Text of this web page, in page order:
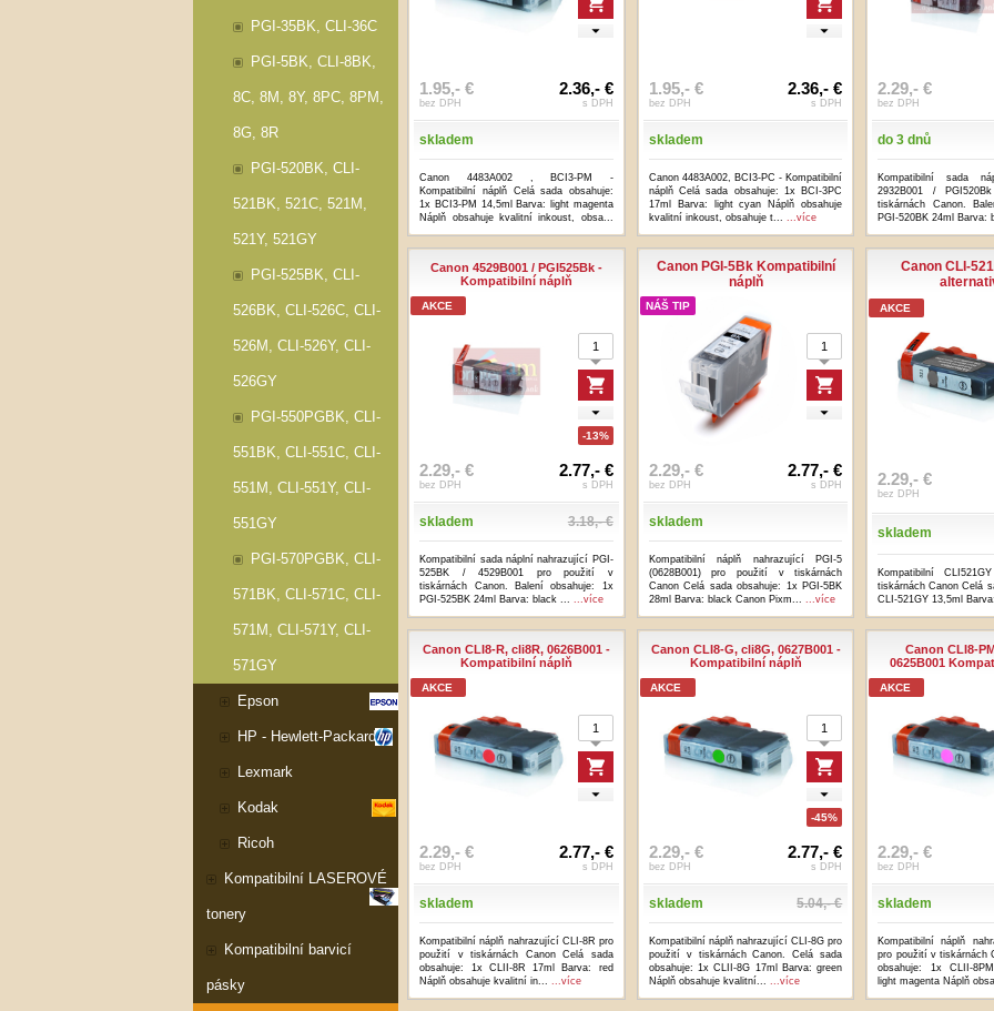
PGI-35BK, CLI-36C
PGI-5BK, CLI-8BK,
8C, 8M, 8Y, 8PC, 8PM,
8G, 8R
PGI-520BK, CLI-
521BK, 521C, 521M,
521Y, 521GY
PGI-525BK, CLI-
526BK, CLI-526C, CLI-
526M, CLI-526Y, CLI-
526GY
PGI-550PGBK, CLI-
551BK, CLI-551C, CLI-
551M, CLI-551Y, CLI-
551GY
PGI-570PGBK, CLI-
571BK, CLI-571C, CLI-
571M, CLI-571Y, CLI-
571GY
Epson
HP - Hewlett-Packard
Lexmark
Kodak
Ricoh
Kompatibilní LASEROVÉ
tonery
Kompatibilní barvicí
pásky
1.95,- €
bez DPH
2.36,- €
s DPH
skladem
Canon 4483A002 , BCI3-PM -
Kompatibilní náplň Celá sada obsahuje:
1x BCI3-PM 14,5ml Barva: light magenta
Náplň obsahuje kvalitní inkoust, obsa...
1.95,- €
bez DPH
2.36,- €
s DPH
skladem
Canon 4483A002, BCI3-PC - Kompatibilní
náplň Celá sada obsahuje: 1x BCI-3PC
17ml Barva: light cyan Náplň obsahuje
kvalitní inkoust, obsahuje t... ...více
2.29,- €
bez DPH
do 3 dnů
Kompatibilní sada
2932B001 /
tiskárnách Canon.
PGI-520BK 24ml
Canon 4529B001 / PGI525Bk -
Kompatibilní náplň
AKCE
-13%
2.29,- €
bez DPH
2.77,- €
s DPH
skladem 3.18,- €
Kompatibilní sada náplní nahrazující PGI-
525BK / 4529B001 pro použití v
tiskárnách Canon. Balení obsahuje: 1x
PGI-525BK 24ml Barva: black ......více
Canon PGI-5Bk Kompatibilní
náplň
NÁŠ TIP
2.29,- €
bez DPH
2.77,- €
s DPH
skladem
Kompatibilní náplň nahrazující PGI-5
(0628B001) pro použití v tiskárnách
Canon Celá sada obsahuje: 1x PGI-5BK
28ml Barva: black Canon Pixm... ...více
Canon CLI-
AKCE
2.29,- €
bez DPH
skladem
Kompatibilní
tiskárnách Canon Celá
CLI-521GY 13,5ml
Canon CLI8-R, cli8R, 0626B001 -
Kompatibilní náplň
AKCE
2.29,- €
bez DPH
2.77,- €
s DPH
skladem
Kompatibilní náplň nahrazující CLI-8R pro
použití v tiskárnách Canon Celá sada
obsahuje: 1x CLII-8R 17ml Barva: red
Náplň obsahuje kvalitní in......více
Canon CLI8-G, cli8G, 0627B001 -
Kompatibilní náplň
AKCE
-45%
2.29,- €
bez DPH
2.77,- €
s DPH
skladem 5.04,- €
Kompatibilní náplň nahrazující CLI-8G pro
použití v tiskárnách Canon. Celá sada
obsahuje: 1x CLII-8G 17ml Barva: green
Náplň obsahuje kvalitní... ...více
Canon CLI8-
0625B001
AKCE
2.29,- €
bez DPH
skladem
Kompatibilní náplň
pro použití v tiskárnách
obsahuje: 1x CLII-
light magenta Náplň